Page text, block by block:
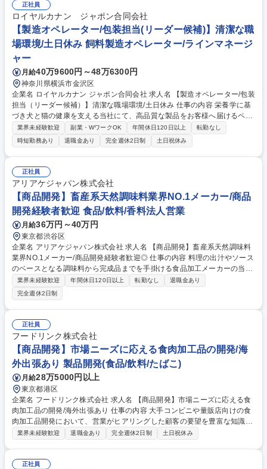
正社員
ロイヤルカナン ジャポン合同会社
【製造オペレーター/包装担当(リーダー候補)】清潔な職
場環境/土日休み 飼料製造オペレーター/ラインマネージ
ャー
月給40万9600円～48万6300円
神奈川県横浜市金沢区
企業名 ロイヤルカナン ジャポン合同会社 求人名 【製造オペレーター/包装
担当（リーダー候補）】清潔な職場環境/土日休み 仕事の内容 栄養学に基
づき犬と猫の健康を支える当社にて、高品質な製品をお客様へ届けるペッ
トフード包装オペレーションチームのサブリーダーとして、メンバー育成
や現場改善をリードいただきます。 ■安全・品質：模範となりリスク改善
や品質・食品安全基準の運用、不適合発生時の原因調査を行う。■オペレ
ーション：シフト内の業務管理や現場指導、課題解決、他部門との連携に
よる生産目標の達成。■現場力強化（FMOS）：日々の方針展開、5S活
動、教育指導、問題エスカレーション。■チームリード：円滑な連携体制
の構築とエンゲージメント向上。 募集職種 【製造オペレーター/包装担当
（リーダー候補）】清潔な職場環境/土日休み
業界未経験歓迎 副業・WワークOK 年間休日120日以上
転勤なし
時短勤務あり
退職金あり 完全週休2日制 土日祝休み
正社員
アリアケジャパン株式会社
【商品開発】畜産系天然調味料業界NO.1メーカー/商品
開発経験者歓迎 食品/飲料/香料法人営業
月給36万円～40万円
東京都渋谷区
企業名 アリアケジャパン株式会社 求人名 【商品開発】畜産系天然調味料
業界NO.1メーカー/商品開発経験者歓迎◎ 仕事の内容 料理の出汁やソース
のベースとなる調味料から完成品までを手掛ける食品加工メーカーの当社
にて商品開発をお任せいたします。 【詳細】 ■営顧客要望に応じた自社製
品等を使ったサンプル製品の開発 ■食品惣菜の開発 例）スープ、ソース、
カレー、シチュー等の開発 ■来社プレゼンの際の顧客対応や調理■テーマ
に沿った商品開発 ■メニューやレシピ等の作成■その他製品開発に関連し
た業務 募集職種 【商品開発】畜産系天然調味料業界NO.1メーカー/商品開
発経験者歓迎◎
業界未経験歓迎 年間休日120日以上 転勤なし
退職金あり
完全週休2日制
正社員
フードリンク株式会社
【商品開発】市場ニーズに応える食肉加工品の開発/海
外出張あり 製品開発(食品/飲料/たばこ)
月給28万5000円以上
東京都港区
企業名 フードリンク株式会社 求人名 【商品開発】市場ニーズに応える食
肉加工品の開発/海外出張あり 仕事の内容 大手コンビニや量販店向けの食
肉加工品開発において、営業がヒアリングした顧客の要望を豊富な知識と
ノウハウを駆使してスピーディーに商品試作を進めていきます。試作品を
トキッチンでの試作開発（ 味の組み立て、検証）■製造ラインの立ち上
業界未経験歓迎 退職金あり 完全週休2日制 土日祝休み
正社員